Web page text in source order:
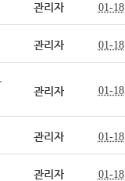
관리자 01-18
관리자 01-18
관리자 01-18
관리자 01-18
관리자 01-18